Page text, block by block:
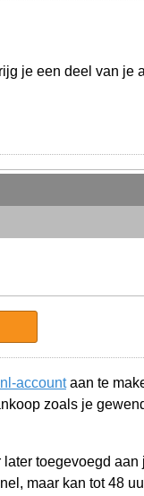
je een deel van je
accountaan te
zoals je
toegevoegd aan
maar kan tot 48